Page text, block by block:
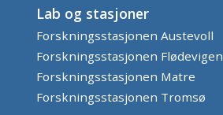
Lab og stasjoner
Forskningsstasjonen Austevoll
Forskningsstasjonen Flødevigen
Forskningsstasjonen Matre
Forskningsstasjonen Tromsø